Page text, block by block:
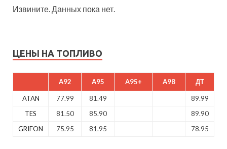
Извините. Данных пока нет.
ЦЕНЫ НА ТОПЛИВО
A92 A95 A95+ A98 ДТ
ATAN 77.99 81.49
89.99
TES
81.50 85.90
89.90
GRIFON
75.95 81.95 78.95